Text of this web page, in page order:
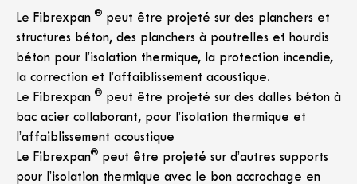
Le Fibrexpan ® peut être projeté sur des planchers et
structures béton, des planchers à poutrelles et hourdis
béton pour l’isolation thermique, la protection incendie,
la correction et l’affaiblissement acoustique.
Le Fibrexpan ® peut être projeté sur des dalles béton à
bac acier collaborant, pour l’isolation thermique et
l’affaiblissement acoustique
Le Fibrexpan® peut être projeté sur d’autres supports
pour l’isolation thermique avec le bon accrochage en